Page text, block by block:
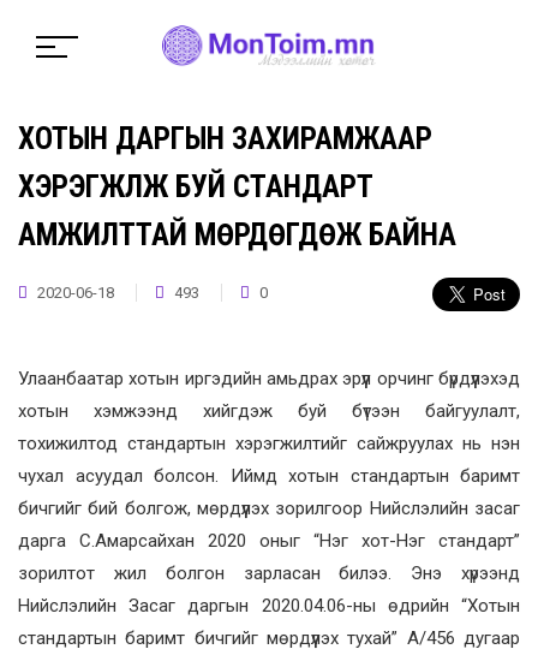
ХОТЫН ДАРГЫН ЗАХИРАМЖААР
ХЭРЭГЖҮҮЛЖ БУЙ СТАНДАРТ
АМЖИЛТТАЙ МӨРДӨГДӨЖ БАЙНА
2020-06-18 493 0
Улаанбаатар хотын иргэдийн амьдрах эрүүл орчинг бүрдүүлэхэд
хотын хэмжээнд хийгдэж буй бүтээн байгуулалт,
тохижилтод стандартын хэрэгжилтийг сайжруулах нь нэн
чухал асуудал болсон. Иймд хотын стандартын баримт
бичгийг бий болгож, мөрдүүлэх зорилгоор Нийслэлийн засаг
дарга С.Амарсайхан 2020 оныг “Нэг хот-Нэг стандарт”
зорилтот жил болгон зарласан билээ. Энэ хүрээнд
Нийслэлийн Засаг даргын 2020.04.06-ны өдрийн “Хотын
стандартын баримт бичгийг мөрдүүлэх тухай” А/456 дугаар